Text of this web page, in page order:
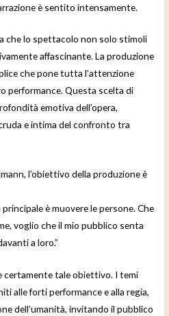
è sentito intensamente.
che lo spettacolo non solo stimoli
affascinante. La produzione
che pone tutta l’attenzione
performance. Questa scelta di
emotiva dell’opera,
e intima del confronto tra
l’obiettivo della produzione è
è muovere le persone. Che
voglio che il mio pubblico senta
a loro.”
certamente tale obiettivo. I temi
alle forti performance e alla regia,
dell’umanità, invitando il pubblico